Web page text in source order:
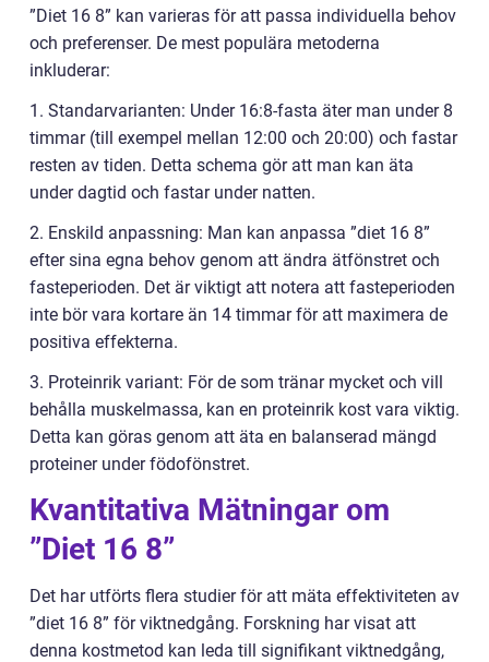
”Diet 16 8” kan varieras för att passa individuella behov
och preferenser. De mest populära metoderna
inkluderar:
1. Standarvarianten: Under 16:8-fasta äter man under 8
timmar (till exempel mellan 12:00 och 20:00) och fastar
resten av tiden. Detta schema gör att man kan äta
under dagtid och fastar under natten.
2. Enskild anpassning: Man kan anpassa ”diet 16 8”
efter sina egna behov genom att ändra ätfönstret och
fasteperioden. Det är viktigt att notera att fasteperioden
inte bör vara kortare än 14 timmar för att maximera de
positiva effekterna.
3. Proteinrik variant: För de som tränar mycket och vill
behålla muskelmassa, kan en proteinrik kost vara viktig.
Detta kan göras genom att äta en balanserad mängd
proteiner under födofönstret.
Kvantitativa Mätningar om
”Diet 16 8”
Det har utförts flera studier för att mäta effektiviteten av
”diet 16 8” för viktnedgång. Forskning har visat att
denna kostmetod kan leda till signifikant viktnedgång,